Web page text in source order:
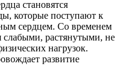
становятся
которые поступают к
сердцем. Со временем
слабыми, растянутыми, не
нагрузок.
развитие